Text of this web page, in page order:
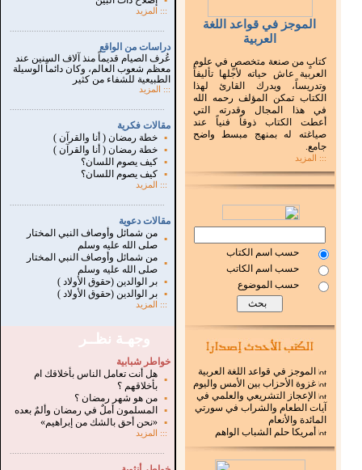
:::
المزيد
دراسات من الواقع
عُرف الصيام قديماً منذ آلاف السنين عند
معظم شعوب العالم، وكان دائماً الوسيلة
الطبيعية للشفاء من كثير
:::
المزيد
مقالات فكرية
▪
خطة رمضان ( أنا والقرآن )
▪
خطة رمضان ( أنا والقرآن )
▪
كيف يصوم اللسان؟
▪
كيف يصوم اللسان؟
:::
المزيد
مقالات دعوية
▪
من شمائل وأوصاف النبي المختار
صلى الله عليه وسلم
▪
من شمائل وأوصاف النبي المختار
صلى الله عليه وسلم
▪
بر الوالدين (حقوق الأولاد )
▪
بر الوالدين (حقوق الأولاد )
::: المزيد
وجهـة نظــر
خواطر شبابية
▪
هل أنت تعامل الناس بأخلاقك ام
بأخلاقهم ؟
▪
من هو شهر رمضان ؟
▪
المسلمون أملٌ في رمضان وألمٌ بعده
▪
«نحن أحق بالشك من إبراهيم»
:::
المزيد
الموجز في قواعد اللغة
العربية
كتابٍ من صنعة متخصصٍ في علوم
العربية عاش حياته لأجلها تأليفاً
وتدريساً، ويدرك القارئ لهذا
الكتاب تمكن المؤلف رحمه الله
في هذا المجال وقدرته التي
أعطت الكتاب ذوقاً فنياً عند
صياغته له بمنهج مبسط واضح
جامع.
::: المزيد
حسب اسم الكتاب
حسب اسم الكاتب
حسب الموضوع
الموجز في قواعد اللغة العربية
غزوة الأحزاب بين الأمس واليوم
الإعجاز التشريعي والعلمي في
آيات الطعام والشراب في سورتي
المائدة والأنعام
أمريكا حلم الشباب الواهم